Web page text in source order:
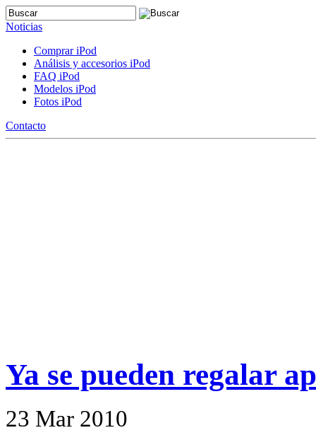
Noticias
Comprar iPod
Análisis y accesorios iPod
FAQ iPod
Modelos iPod
Fotos iPod
Contacto
Ya se pueden regalar
23 Mar 2010